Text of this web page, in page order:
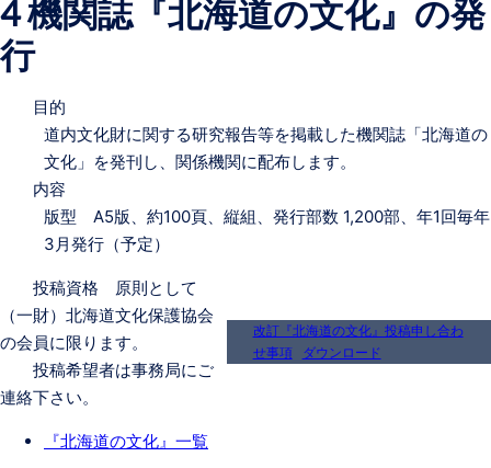
4 機関誌『北海道の文化』の発
行
目的
道内文化財に関する研究報告等を掲載した機関誌「北海道の
文化」を発刊し、関係機関に配布します。
内容
版型 A5版、約100頁、縦組、発行部数 1,200部、年1回毎年
3月発行（予定）
投稿資格 原則として
（一財）北海道文化保護協会
の会員に限ります。
投稿希望者は事務局にご
連絡下さい。
改訂『北海道の文化』投稿申し合わ
せ事項
ダウンロード
『北海道の文化』一覧